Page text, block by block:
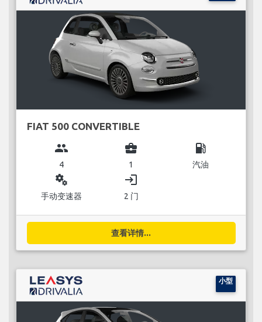
FIAT 500 CONVERTIBLE
group
4
business_center
1
local_gas_station
汽油
miscellaneous_services
手动变速器
login
2 门
查看详情...
小型